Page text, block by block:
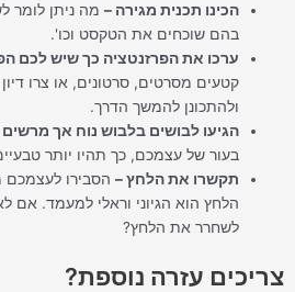
הכינו תכנית מגירה – מה ניתן לומר
בהם שוכחים את הטקסט וכו'.
ערכו את הפרזנטציה כך שיש לכם
קטעים מסרטים, סרטונים, או צרו
ולהתכונן להמשך הדרך.
הגיעו לבושים בלבוש נוח אך מרשים
בעור של עצמכם, כך תהיו יותר
תקשרו את הלחץ – הסבירו
הלחץ הוא הגיוני וראלי למעמד. אם
לשחרר את הלחץ?
צריכים עזרה נוספת?